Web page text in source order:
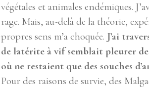
végétales et animales endémiques.
rage. Mais, au-delà de la théorie,
propres sens m’a choquée. J’ai
de latérite à vif semblait pleurer
où ne restaient que des souches
Pour des raisons de survie, des